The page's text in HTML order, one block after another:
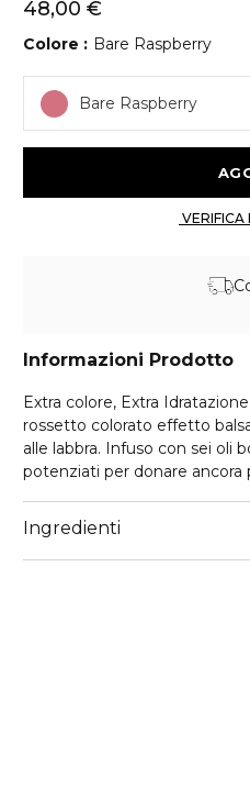
48,00 €
Colore Bare Raspberry
Bare Raspberry
Informazioni Prodotto
Extra colore, Extra
rossetto colorato effetto
alle labbra. Infuso con sei oli
potenziati per donare ancora
Ingredienti